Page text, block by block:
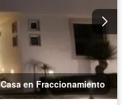
Casa en Fraccionamiento